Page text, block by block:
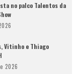
no palco Talentos da
Vitinho e Thiago
2026